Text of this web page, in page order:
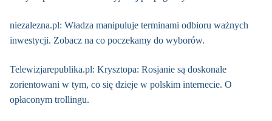
niezalezna.pl: Władza manipuluje terminami odbioru ważnych
inwestycji. Zobacz na co poczekamy do wyborów.
Telewizjarepublika.pl: Krysztopa: Rosjanie są doskonale
zorientowani w tym, co się dzieje w polskim internecie. O
opłaconym trollingu.